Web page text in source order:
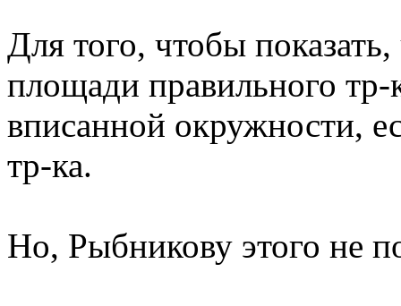
Для того, чтобы
площади правильного
вписанной окружности,
тр-ка.
Но, Рыбникову этого не